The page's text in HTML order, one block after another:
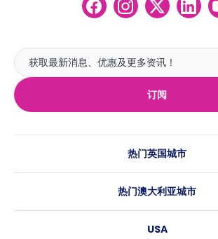
订阅
热门英国城市
伦敦
热门澳大利亚城市
USA